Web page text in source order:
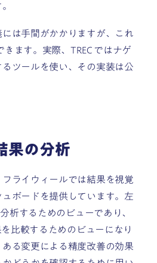
には手間がかかりますが、これ
きます。実際、TREC ではナゲ
ツールを使い、その実装は公
果の分析
ライウィールでは結果を視覚
ボードを提供しています。左
析するためのビューであり、
比較するためのビューになり
る変更による精度改善の効果